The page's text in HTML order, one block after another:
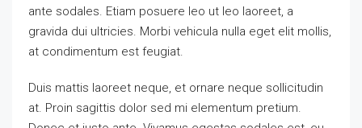
ante sodales. Etiam posuere leo ut leo laoreet, a
gravida dui ultricies. Morbi vehicula nulla eget elit mollis,
at condimentum est feugiat.
Duis mattis laoreet neque, et ornare neque sollicitudin
at. Proin sagittis dolor sed mi elementum pretium.